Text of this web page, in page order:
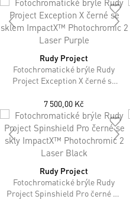
Rudy Project
Fotochromatické brýle Rudy
Project Exception X černé se
2 Laser Purple
7 500,00 Kč
Rudy Project
Fotochromatické brýle Rudy
Project Spinshield Pro černé se